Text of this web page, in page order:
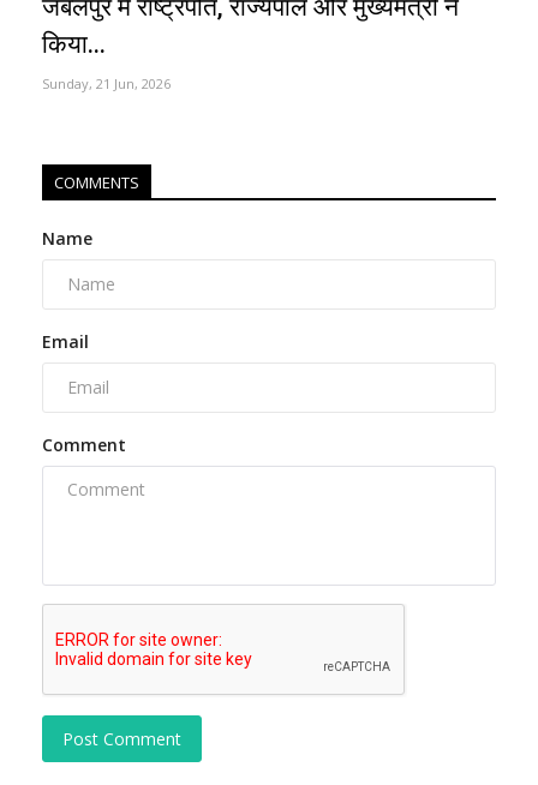
जबलपुर में राष्ट्रपति, राज्यपाल और मुख्यमंत्री ने
किया...
Sunday, 21 Jun, 2026
COMMENTS
Name
Email
Comment
Post Comment